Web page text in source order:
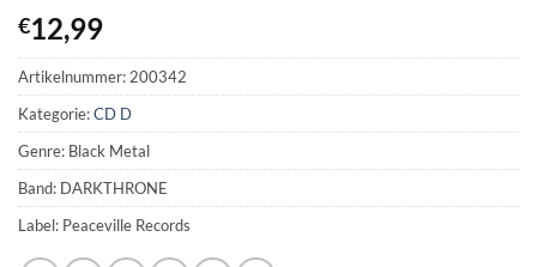
€12,99
Artikelnummer: 200342
Kategorie:CD D
Genre: Black Metal
Band: DARKTHRONE
Label: Peaceville Records